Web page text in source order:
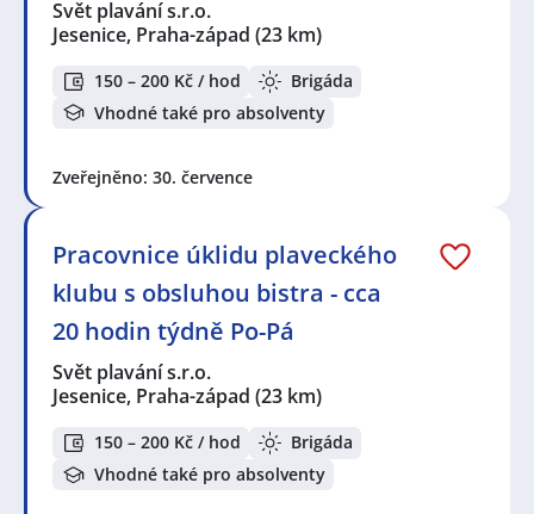
Svět plavání s.r.o.
Jesenice, Praha-západ (23 km)
150 – 200 Kč / hod
Brigáda
Vhodné také pro absolventy
Zveřejněno: 30. července
Pracovnice úklidu plaveckého
klubu s obsluhou bistra - cca
20 hodin týdně Po-Pá
Svět plavání s.r.o.
Jesenice, Praha-západ (23 km)
150 – 200 Kč / hod
Brigáda
Vhodné také pro absolventy